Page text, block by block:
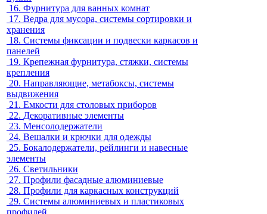
16. Фурнитура для ванных комнат
17. Ведра для мусора, системы сортировки и
хранения
18. Системы фиксации и подвески каркасов и
панелей
19. Крепежная фурнитура, стяжки, системы
крепления
20. Направляющие, метабоксы, системы
выдвижения
21. Емкости для столовых приборов
22. Декоративные элементы
23. Менсолодержатели
24. Вешалки и крючки для одежды
25. Бокалодержатели, рейлинги и навесные
элементы
26. Светильники
27. Профили фасадные алюминиевые
28. Профили для каркасных конструкций
29. Системы алюминиевых и пластиковых
профилей